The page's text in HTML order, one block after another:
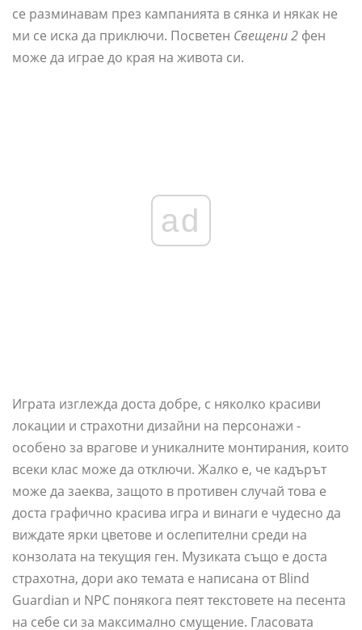
се разминавам през кампанията в сянка и някак не
ми се иска да приключи. Посветен Свещени 2 фен
може да играе до края на живота си.
ad
Играта изглежда доста добре, с няколко красиви
локации и страхотни дизайни на персонажи -
особено за врагове и уникалните монтирания, които
всеки клас може да отключи. Жалко е, че кадърът
може да заеква, защото в противен случай това е
доста графично красива игра и винаги е чудесно да
виждате ярки цветове и ослепителни среди на
конзолата на текущия ген. Музиката също е доста
страхотна, дори ако темата е написана от Blind
Guardian и NPC понякога пеят текстовете на песента
на себе си за максимално смущение. Гласовата